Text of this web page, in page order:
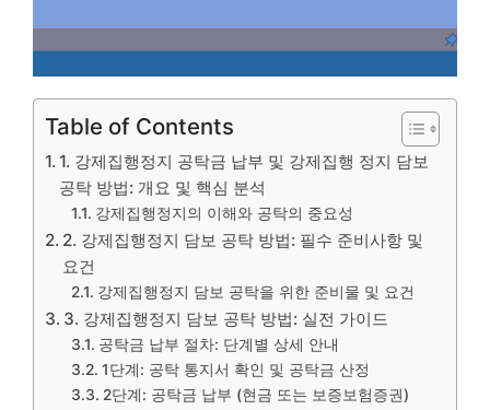
Table of Contents
1. 강제집행정지 공탁금 납부 및 강제집행 정지 담보
공탁 방법: 개요 및 핵심 분석
강제집행정지의 이해와 공탁의 중요성
2. 강제집행정지 담보 공탁 방법: 필수 준비사항 및
요건
강제집행정지 담보 공탁을 위한 준비물 및 요건
3. 강제집행정지 담보 공탁 방법: 실전 가이드
공탁금 납부 절차: 단계별 상세 안내
1단계: 공탁 통지서 확인 및 공탁금 산정
2단계: 공탁금 납부 (현금 또는 보증보험증권)